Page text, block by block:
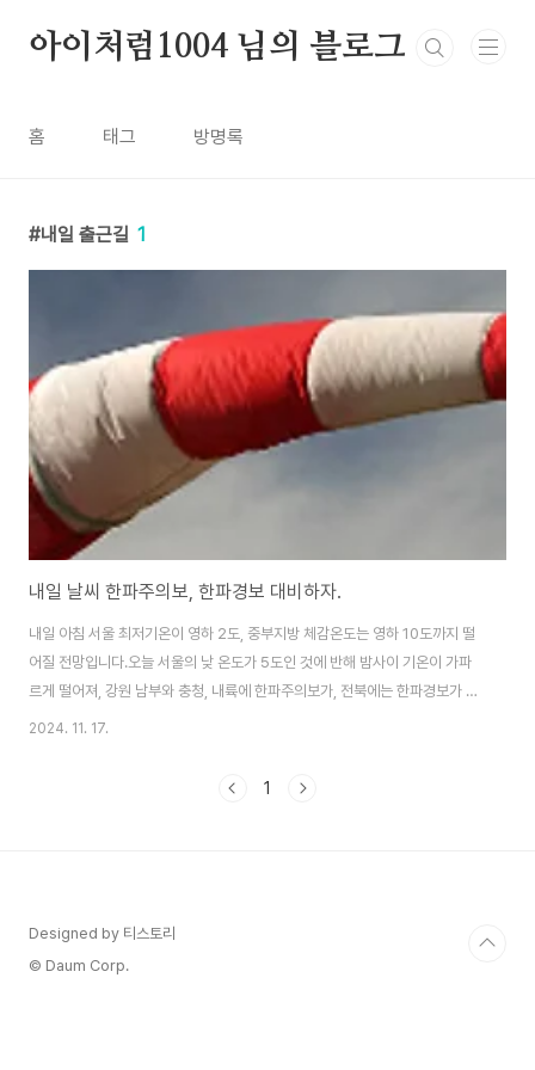
아이처럼1004 님의 블로그
홈 태그 방명록
내일 출근길 1
내일 날씨 한파주의보, 한파경보 대비하자.
내일 아침 서울 최저기온이 영하 2도, 중부지방 체감온도는 영하 10도까지 떨
어질 전망입니다.오늘 서울의 낮 온도가 5도인 것에 반해 밤사이 기온이 가파
르게 떨어져, 강원 남부와 충청, 내륙에 한파주의보가, 전북에는 한파경보가 처
음으로 내려지겠습니다.내일 아침 서울 기온은 영하 2도, 대관령 영하 6도, 진
하 10도 안팎까지 낮아질 전망입니다.내일 출근길에는 내복, 코트, 장갑, 모자
2024. 11. 17.
1
Designed by 티스토리
© Daum Corp.